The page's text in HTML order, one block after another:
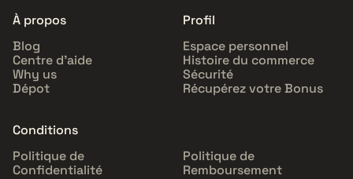
À propos
Blog
Centre d'aide
Why us
Dépot
Profil
Espace personnel
Histoire du commerce
Sécurité
Récupérez votre Bonus
Conditions
Politique de
Confidentialité
Politique de
Remboursement